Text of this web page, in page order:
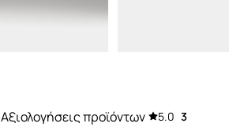
Αξιολογήσεις προϊόντων 5.0 3